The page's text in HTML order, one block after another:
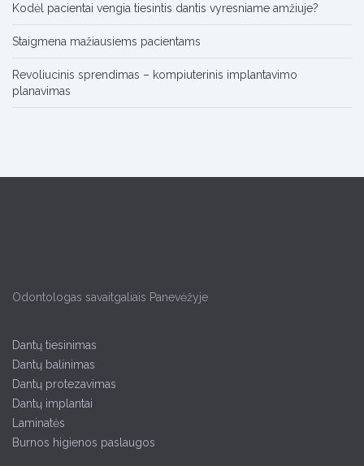
Kodėl pacientai vengia tiesintis dantis vyresniame amžiuje?
Staigmena mažiausiems pacientams
Revoliucinis sprendimas – kompiuterinis implantavimo
planavimas
Odontologas savaitgaliais Panevėžyje
Dantų tiesinimas
Dantų balinimas
Dantų protezavimas
Dantų implantai
Laminatės
Burnos higienos paslaugos